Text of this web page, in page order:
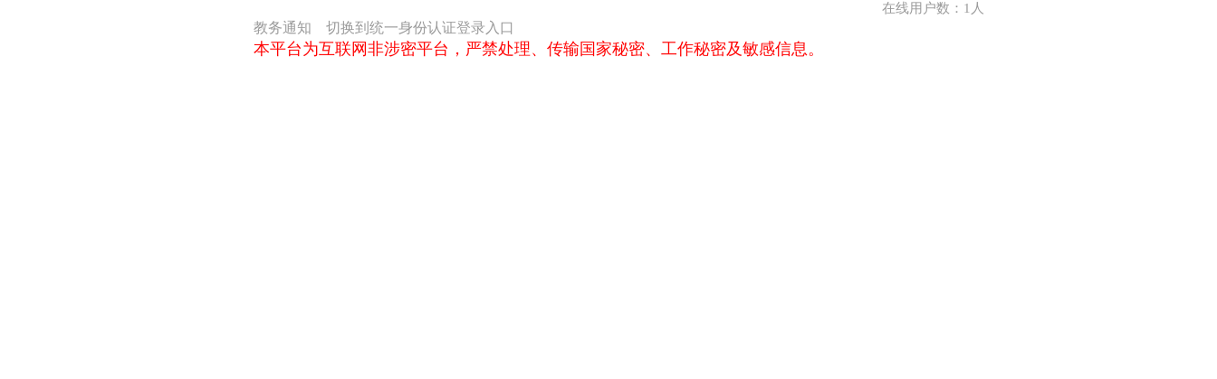
在线用户数：1人
教务通知 切换到统一身份认证登录入口
本平台为互联网非涉密平台，严禁处理、传输国家秘密、工作秘密及敏感信息。